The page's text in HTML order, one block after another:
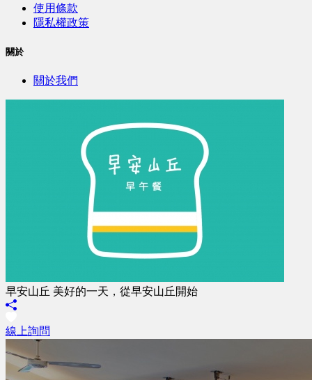
使用條款
隱私權政策
關於
關於我們
早安山丘 美好的一天，從早安山丘開始
線上詢問